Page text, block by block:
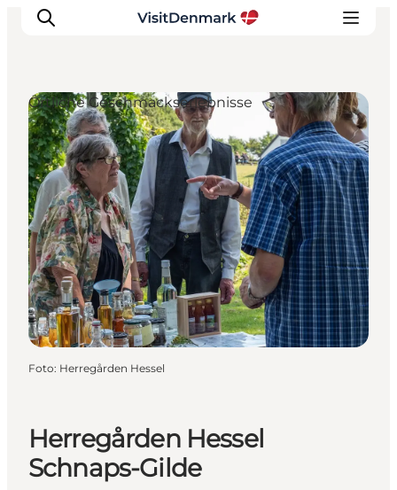
Inspiration
Regionen
Erlebnisse
Unterkünfte
Reiseplanung
Herregården Hessel
Schnaps-Gilde
Örtliche Geschmackserlebnisse
Foto: Herregården Hessel